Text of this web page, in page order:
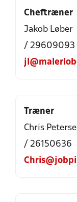
Cheftræner
Jakob Løber
/ 29609093
Træner
Chris
/ 26150636